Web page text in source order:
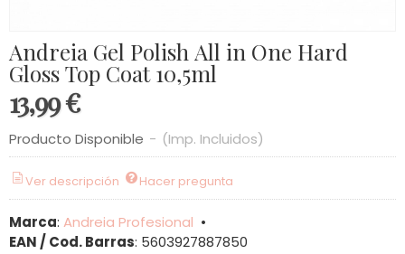
Andreia Gel Polish All in One Hard
Gloss Top Coat 10,5ml
13,99 €
Producto Disponible - (Imp. Incluidos)
Ver descripción Hacer pregunta
Marca: Andreia Profesional •
EAN / Cod. Barras: 5603927887850